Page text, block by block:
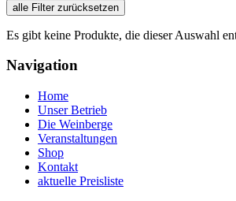
alle Filter zurücksetzen
Es gibt keine Produkte, die dieser Auswahl
Navigation
Home
Unser Betrieb
Die Weinberge
Veranstaltungen
Shop
Kontakt
aktuelle Preisliste